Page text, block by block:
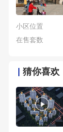
小区位置
在售套数
猜你喜欢